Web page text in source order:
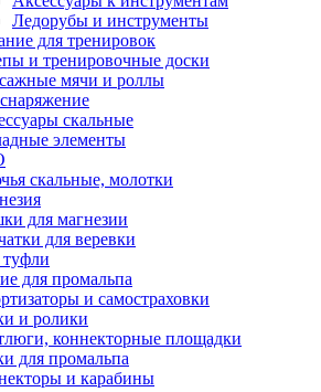
Ледорубы и инструменты
для тренировок
и тренировочные доски
мячи и роллы
скальные
элементы
скальные, молотки
для магнезии
для веревки
для промальпа
и самостраховки
и ролики
коннекторные площадки
для промальпа
и карабины